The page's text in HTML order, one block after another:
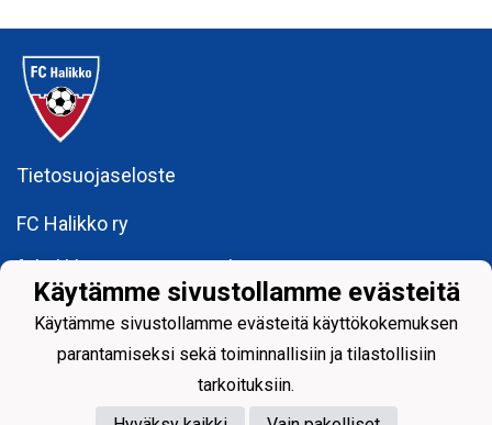
Tietosuojaseloste
FC Halikko ry
fchalikkotoimisto@gmail.com
y-tunnus: 1755429 - 6
Käytämme sivustollamme evästeitä
Käytämme sivustollamme evästeitä käyttökokemuksen
parantamiseksi sekä toiminnallisiin ja tilastollisiin
tarkoituksiin.